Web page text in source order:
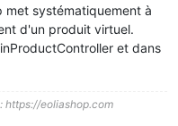
met systématiquement à
d'un produit virtuel.
et dans
https://eoliashop.com